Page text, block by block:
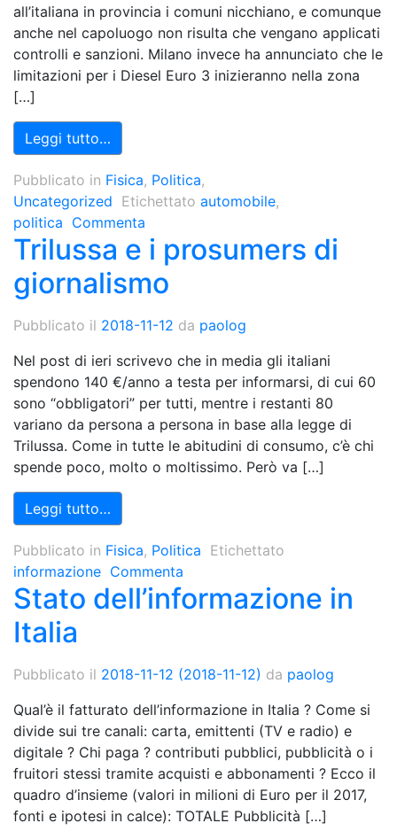
all’italiana in provincia i comuni nicchiano, e comunque
anche nel capoluogo non risulta che vengano applicati
controlli e sanzioni. Milano invece ha annunciato che le
limitazioni per i Diesel Euro 3 inizieranno nella zona
[…]
Leggi tutto…
Pubblicato in Fisica, Politica,
Uncategorized Etichettato automobile,
politica Commenta
Trilussa e i prosumers di
giornalismo
Pubblicato il 2018-11-12 da paolog
Nel post di ieri scrivevo che in media gli italiani
spendono 140 €/anno a testa per informarsi, di cui 60
sono “obbligatori” per tutti, mentre i restanti 80
variano da persona a persona in base alla legge di
Trilussa. Come in tutte le abitudini di consumo, c’è chi
spende poco, molto o moltissimo. Però va […]
Leggi tutto…
Pubblicato in Fisica, Politica Etichettato
informazione Commenta
Stato dell’informazione in
Italia
Pubblicato il 2018-11-12 (2018-11-12) da paolog
Qual’è il fatturato dell’informazione in Italia ? Come si
divide sui tre canali: carta, emittenti (TV e radio) e
digitale ? Chi paga ? contributi pubblici, pubblicità o i
fruitori stessi tramite acquisti e abbonamenti ? Ecco il
quadro d’insieme (valori in milioni di Euro per il 2017,
fonti e ipotesi in calce): TOTALE Pubblicità […]